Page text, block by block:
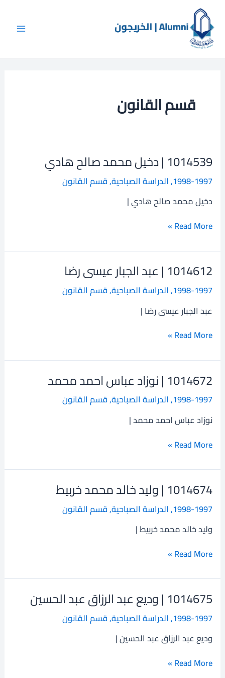
المحتوى
قسم القانون
1014539 | دخيل محمد صالح هادي
1998-1997
, الدراسة الصباحية,قسم القانون
دخيل محمد صالح هادي |
1014539
دخيل
محمد
صالح
هادي
Read More »
1014612 | عبد الجبار عيسى رضا
1998-1997
, الدراسة الصباحية,قسم القانون
عبد الجبار عيسى رضا |
1014612
عبد
الجبار
عيسى
رضا
Read More »
1014672 | نوزاد عباس احمد محمد
1998-1997
, الدراسة الصباحية,قسم القانون
نوزاد عباس احمد محمد |
1014672
نوزاد
عباس
احمد
محمد
Read More »
1014674 | وليد خالد محمد خربيط
1998-1997
, الدراسة الصباحية,قسم القانون
وليد خالد محمد خربيط |
1014674
وليد
خالد
محمد
خربيط
Read More »
1014675 | وديع عبد الرزاق عبد الحسين
1998-1997
, الدراسة الصباحية,قسم القانون
وديع عبد الرزاق عبد الحسين |
1014675
وديع
عبد
الرزاق
عبد
الحسين
Read More »
pagination